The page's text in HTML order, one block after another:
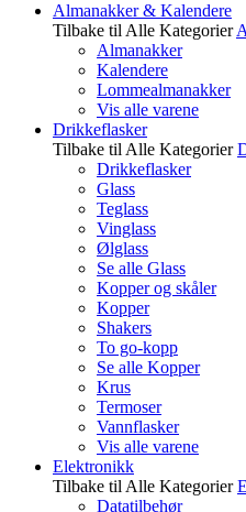
Almanakker & Kalendere
Tilbake til Alle Kategorier
Almanakker
Kalendere
Lommealmanakker
Vis alle varene
Drikkeflasker
Tilbake til Alle Kategorier
Drikkeflasker
Glass
Teglass
Vinglass
Ølglass
Se alle Glass
Kopper og skåler
Kopper
Shakers
To go-kopp
Se alle Kopper
Krus
Termoser
Vannflasker
Vis alle varene
Elektronikk
Tilbake til Alle Kategorier
Datatilbehør